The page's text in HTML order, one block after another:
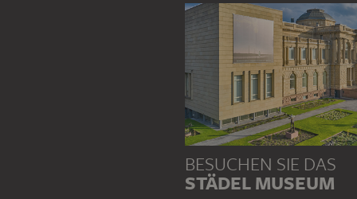
BESUCHEN SIE DAS
STÄDEL MUSEUM